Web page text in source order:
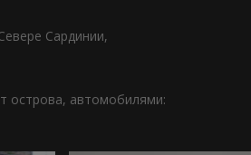
Сардинии,
острова, автомобилями: